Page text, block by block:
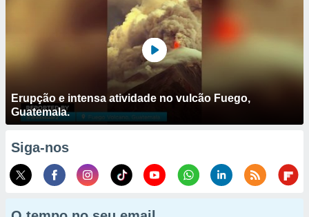
Erupção e intensa atividade no vulcão Fuego,
Guatemala.
Siga-nos